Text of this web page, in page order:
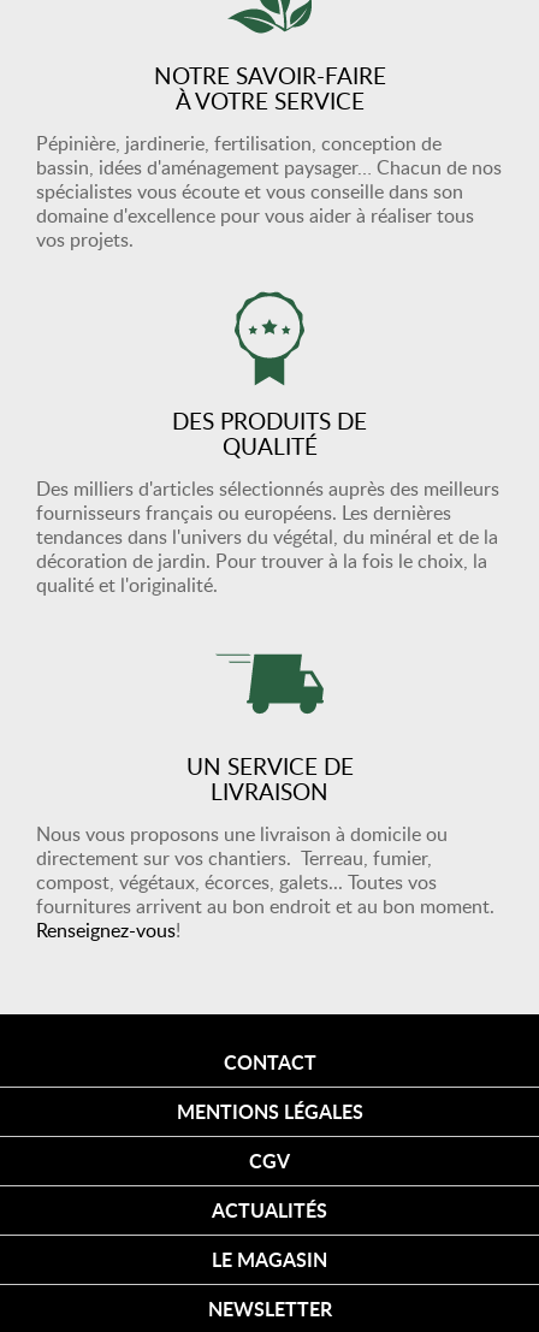
NOTRE SAVOIR-FAIRE
À VOTRE SERVICE
Pépinière, jardinerie, fertilisation, conception de
bassin, idées d'aménagement paysager… Chacun de nos
spécialistes vous écoute et vous conseille dans son
domaine d'excellence pour vous aider à réaliser tous
vos projets.
DES PRODUITS DE
QUALITÉ
Des milliers d'articles sélectionnés auprès des meilleurs
fournisseurs français ou européens. Les dernières
tendances dans l'univers du végétal, du minéral et de la
décoration de jardin. Pour trouver à la fois le choix, la
qualité et l'originalité.
UN SERVICE DE
LIVRAISON
Nous vous proposons une livraison à domicile ou
directement sur vos chantiers. Terreau, fumier,
compost, végétaux, écorces, galets... Toutes vos
fournitures arrivent au bon endroit et au bon moment.
Renseignez-vous!
CONTACT
MENTIONS LÉGALES
CGV
ACTUALITÉS
LE MAGASIN
NEWSLETTER